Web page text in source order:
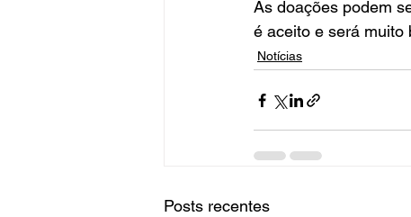
As doações podem
é aceito e será muito
Notícias
Posts recentes